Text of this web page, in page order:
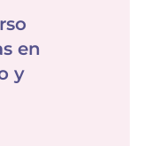
en
y